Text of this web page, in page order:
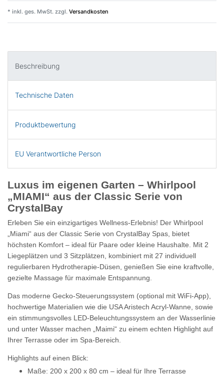
* inkl. ges. MwSt. zzgl. Versandkosten
Beschreibung
Technische Daten
Produktbewertung
EU Verantwortliche Person
Luxus im eigenen Garten – Whirlpool
„MIAMI“ aus der Classic Serie von
CrystalBay
Erleben Sie ein einzigartiges Wellness-Erlebnis! Der Whirlpool
„Miami“ aus der Classic Serie von CrystalBay Spas, bietet
höchsten Komfort – ideal für Paare oder kleine Haushalte. Mit 2
Liegeplätzen und 3 Sitzplätzen, kombiniert mit 27 individuell
regulierbaren Hydrotherapie-Düsen, genießen Sie eine kraftvolle,
gezielte Massage für maximale Entspannung.
Das moderne Gecko-Steuerungssystem (optional mit WiFi-App),
hochwertige Materialien wie die USA Aristech Acryl-Wanne, sowie
ein stimmungsvolles LED-Beleuchtungssystem an der Wasserlinie
und unter Wasser machen „Maimi“ zu einem echten Highlight auf
Ihrer Terrasse oder im Spa-Bereich.
Highlights auf einen Blick:
Maße: 200 x 200 x 80 cm – ideal für Ihre Terrasse